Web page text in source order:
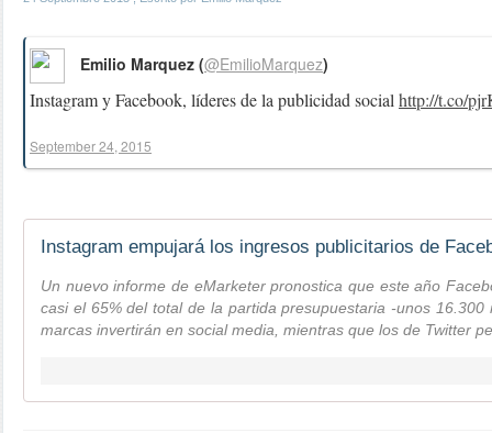
Instagram y Facebook, líderes de la publicidad social http://t.co/
Emilio Marquez (@EmilioMarquez)
September 24, 2015
Un nuevo informe de eMarketer pronostica que este año
casi el 65% del total de la partida presupuestaria -unos
marcas invertirán en social media, mientras que los de Twitter